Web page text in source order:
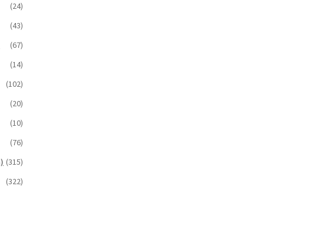
(24)
(43)
(67)
(14)
(102)
(20)
(10)
(76)
(315)
(322)